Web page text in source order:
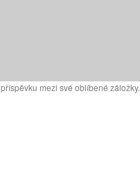
příspěvku mezi své oblíbené záložky.